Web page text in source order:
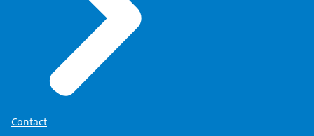
Contact